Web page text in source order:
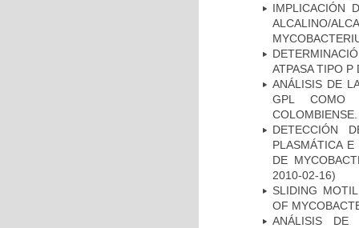
IMPLICACIÓN
ALCALINO/
ATPASA TIPO
ANÁLISIS DE
GPL COMO
COLOMBIENSE.
DETECCIÓN
PLASMÁTICA
DE
2010-02-16)
SLIDING
OF
ANÁLISIS DE